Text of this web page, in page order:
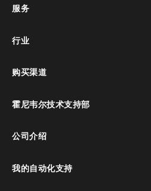
服务
行业
购买渠道
霍尼韦尔技术支持部
公司介绍
我的自动化支持